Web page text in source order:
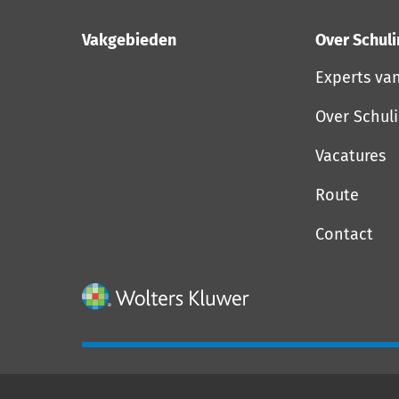
Vakgebieden
Over
Experts
Over
Vacatures
Route
Contact